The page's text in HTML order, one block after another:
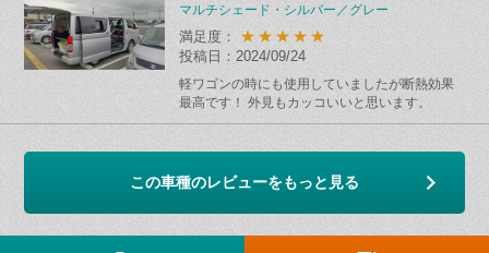
マルチシェード・シルバー／グレー
満足度： ★★★★★
投稿日：2024/09/24
軽ワゴンの時にも使用していましたが断熱効果
最高です！ 外見もカッコいいと思います。
この車種のレビューをもっと見る